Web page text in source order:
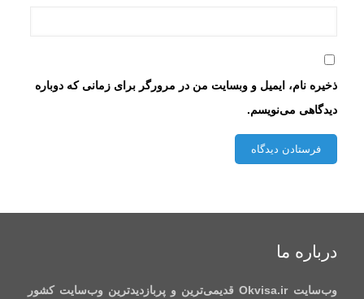
ذخیره نام، ایمیل و وبسایت من در مرورگر برای زمانی که دوباره
دیدگاهی می‌نویسم.
درباره ما
وب‌سایت Okvisa.ir قدیمی‌ترین و پربازدیدترین وب‌سایت کشور